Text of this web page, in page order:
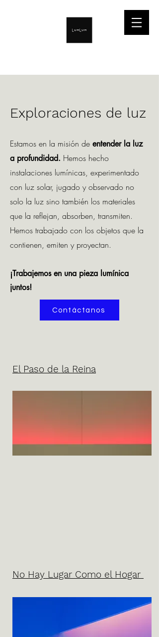
Exploraciones de luz
Estamos en la misión de entender la luz
a profundidad. Hemos hecho
instalaciones lumínicas, experimentado
con luz solar, jugado y observado no
solo la luz sino también los materiales
que la reflejan, absorben, transmiten.
Hemos trabajado con los objetos que la
contienen, emiten y proyectan.
¡Trabajemos en una pieza lumínica
juntos!
Contáctanos
El Paso de la Reina
No Hay Lugar Como el Hogar